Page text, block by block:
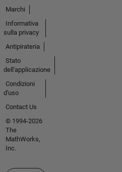
Marchi
Informativa
sulla privacy
Antipirateria
Stato
dell'applicazione
Condizioni
d'uso
Contact Us
© 1994-2026
The
MathWorks,
Inc.